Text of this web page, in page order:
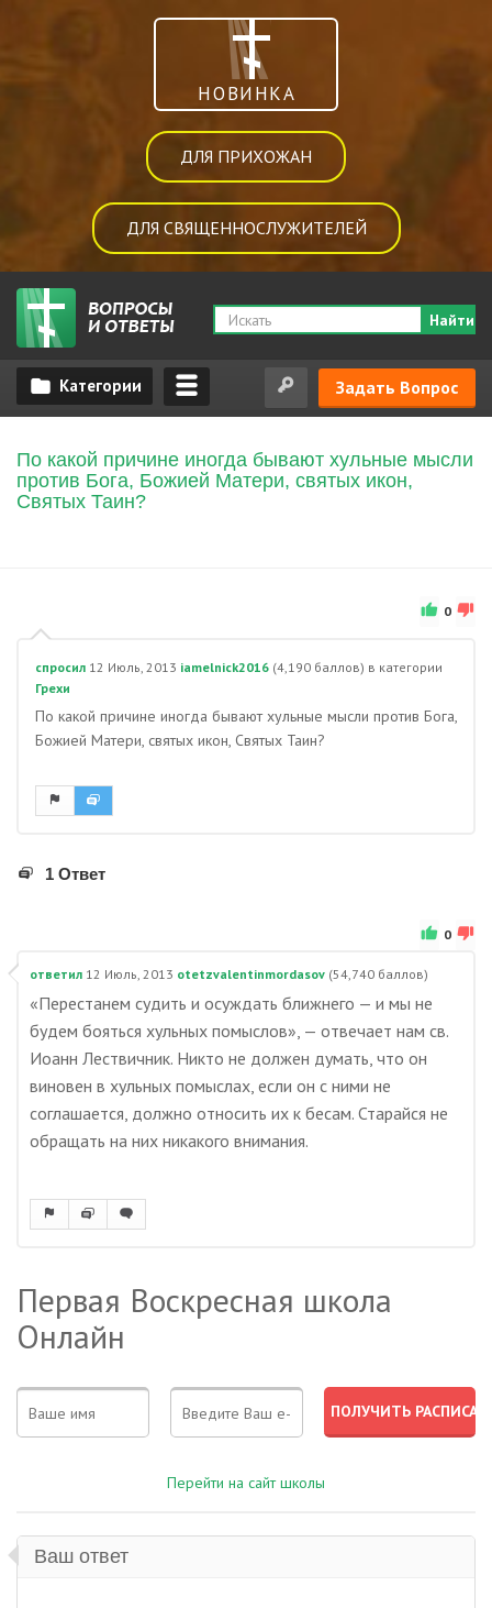
НОВИНКА
ДЛЯ ПРИХОЖАН
ДЛЯ СВЯЩЕННОСЛУЖИТЕЛЕЙ
Найти
Задать Вопрос
По какой причине иногда бывают хульные мысли
против Бога, Божией Матери, святых икон,
Святых Таин?
0
спросил 12 Июль, 2013 iamelnick2016 (4,190 баллов) в категории
Грехи
По какой причине иногда бывают хульные мысли против Бога,
Божией Матери, святых икон, Святых Таин?
1 Ответ
0
ответил 12 Июль, 2013 otetzvalentinmordasov (54,740 баллов)
«Перестанем судить и осуждать ближнего — и мы не
будем бояться хульных помыслов», — отвечает нам св.
Иоанн Лествичник. Никто не должен думать, что он
виновен в хульных помыслах, если он с ними не
соглашается, должно относить их к бесам. Старайся не
обращать на них никакого внимания.
Первая Воскресная школа
Онлайн
Перейти на сайт школы
Ваш ответ